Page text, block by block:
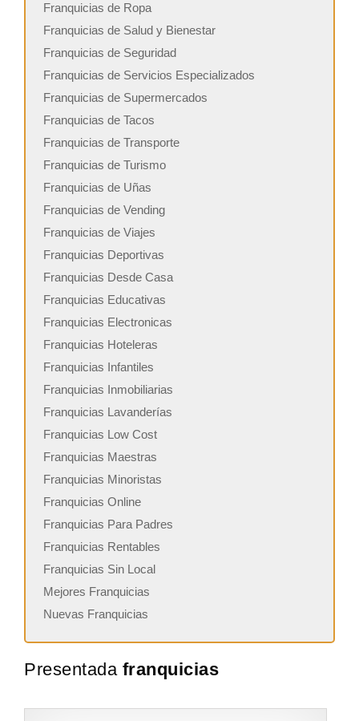
Franquicias de Ropa
Franquicias de Salud y Bienestar
Franquicias de Seguridad
Franquicias de Servicios Especializados
Franquicias de Supermercados
Franquicias de Tacos
Franquicias de Transporte
Franquicias de Turismo
Franquicias de Uñas
Franquicias de Vending
Franquicias de Viajes
Franquicias Deportivas
Franquicias Desde Casa
Franquicias Educativas
Franquicias Electronicas
Franquicias Hoteleras
Franquicias Infantiles
Franquicias Inmobiliarias
Franquicias Lavanderías
Franquicias Low Cost
Franquicias Maestras
Franquicias Minoristas
Franquicias Online
Franquicias Para Padres
Franquicias Rentables
Franquicias Sin Local
Mejores Franquicias
Nuevas Franquicias
Presentada franquicias